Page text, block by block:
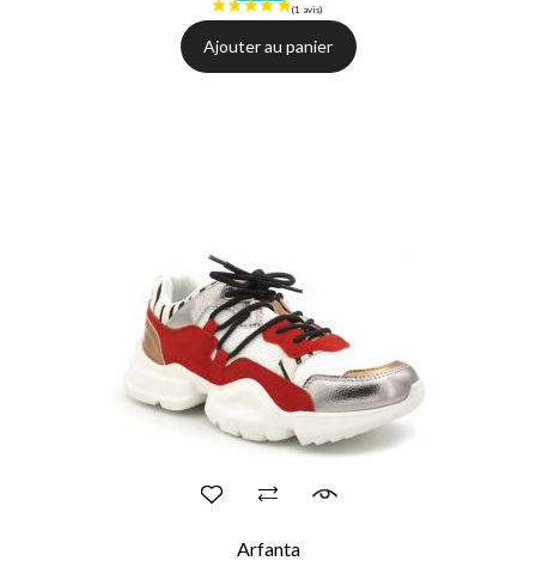
Ajouter au panier
Arfanta